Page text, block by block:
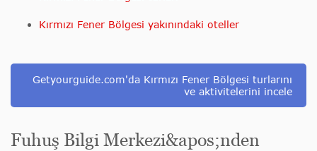
Kırmızı Fener Bölgesi yakınındaki oteller
Getyourguide.com'da Kırmızı Fener Bölgesi turlarını
ve aktivitelerini incele
Fuhuş Bilgi Merkezi&apos;nden